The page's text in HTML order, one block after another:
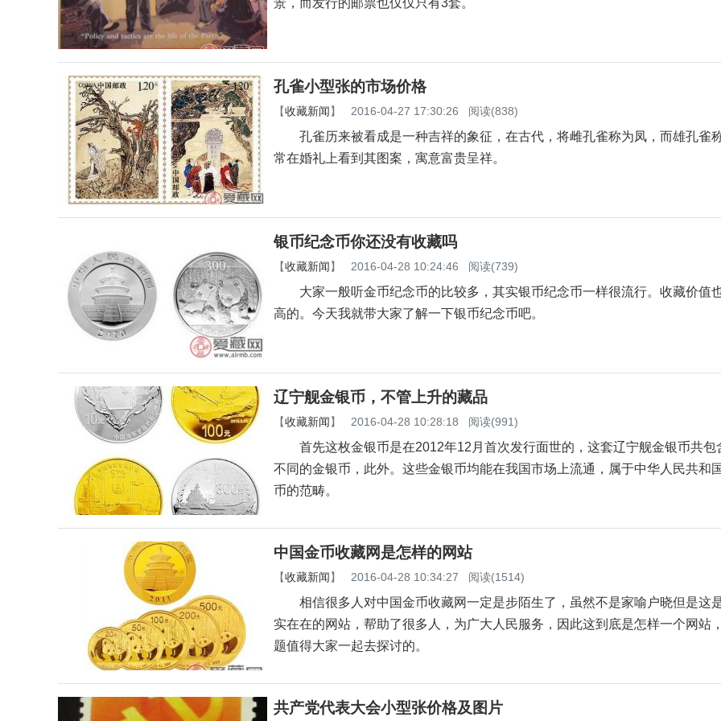
景，而发行的邮票也仅仅只有3套。
孔雀小型张的市场价格
【收藏新闻】 2016-04-27 17:30:26 阅读(838)
孔雀历来被看成是一种吉祥的象征，在古代，将雌孔雀称为凤，而雄孔雀称
常在婚礼上看到其图案，寓意富贵呈祥。
银币纪念币你还没有收藏吗
【收藏新闻】 2016-04-28 10:24:46 阅读(739)
大家一般听金币纪念币的比较多，其实银币纪念币一样很流行。收藏价值
高的。今天我就带大家了解一下银币纪念币吧。
辽宁舰金银币，不管上升的藏品
【收藏新闻】 2016-04-28 10:28:18 阅读(991)
首先这枚金银币是在2012年12月首次发行面世的，这套辽宁舰金银币共包
不同的金银币，此外。这些金银币均能在我国市场上流通，属于中华人民共和
币的范畴。
中国金币收藏网是怎样的网站
【收藏新闻】 2016-04-28 10:34:27 阅读(1514)
相信很多人对中国金币收藏网一定是步陌生了，虽然不是家喻户晓但是这
实在在的网站，帮助了很多人，为广大人民服务，因此这到底是怎样一个网站
题值得大家一起去探讨的。
共产党代表大会小型张价格及图片